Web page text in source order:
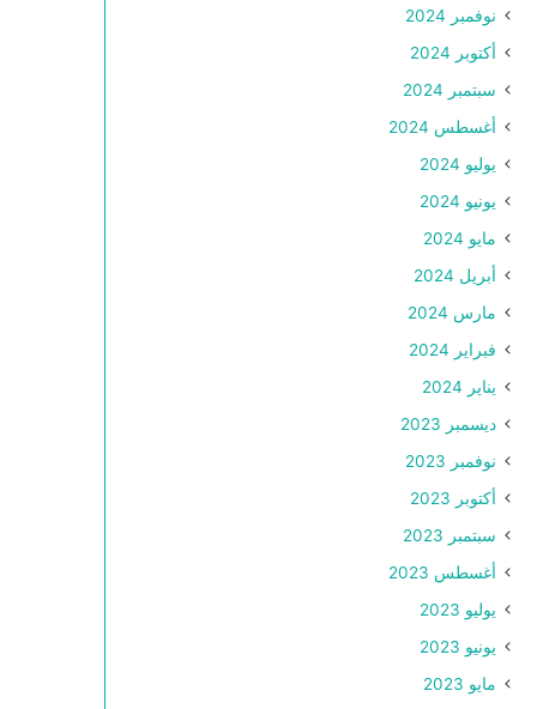
نوفمبر 2024
أكتوبر 2024
سبتمبر 2024
أغسطس 2024
يوليو 2024
يونيو 2024
مايو 2024
أبريل 2024
مارس 2024
فبراير 2024
يناير 2024
ديسمبر 2023
نوفمبر 2023
أكتوبر 2023
سبتمبر 2023
أغسطس 2023
يوليو 2023
يونيو 2023
مايو 2023